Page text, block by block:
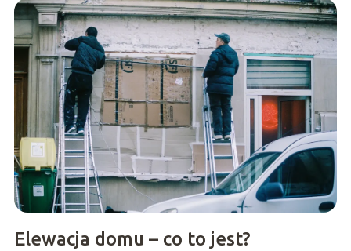
Elewacja domu – co to jest?